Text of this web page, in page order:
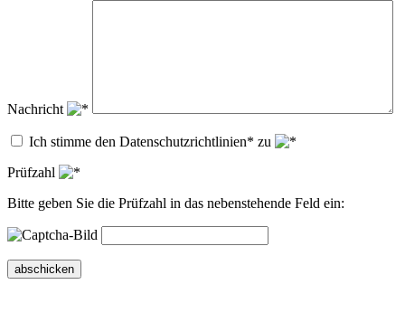
Nachricht
Ich stimme den Datenschutzrichtlinien* zu
Prüfzahl
Bitte geben Sie die Prüfzahl in das nebenstehende Feld ein:
abschicken